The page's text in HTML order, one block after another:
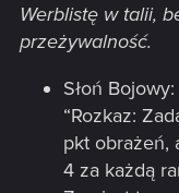
Werblistę w talii,
przeżywalność.
Słoń
“Rozkaz:
pkt obrażeń,
4 za każdą